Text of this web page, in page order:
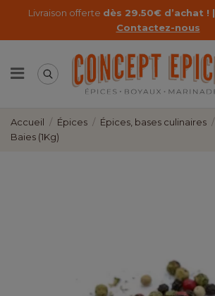
Livraison offerte dès 29.50€ d’achat ! |
Contactez-nous
Accueil Épices Épices, bases culinaires
Baies (1Kg)